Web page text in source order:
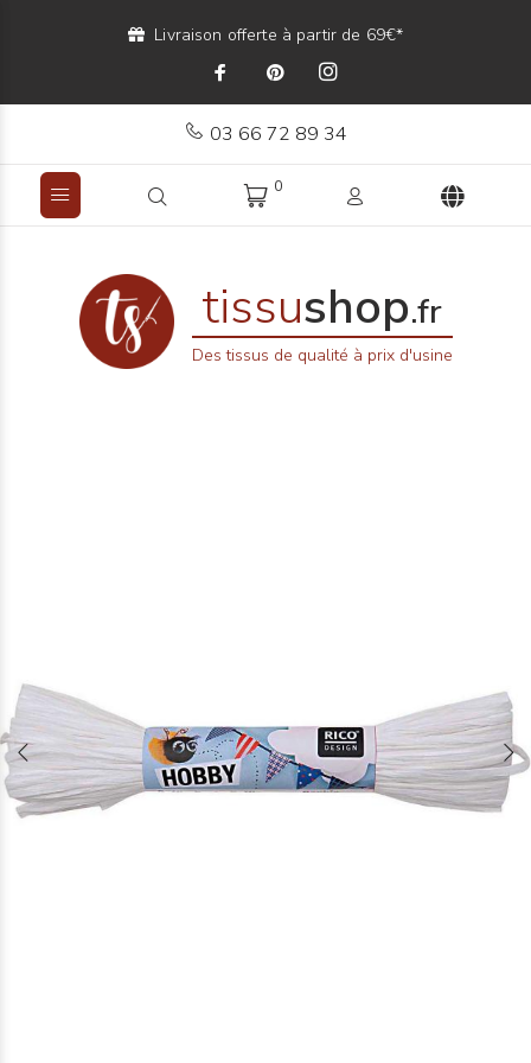
Livraison offerte à partir de 69€*
03 66 72 89 34
0
tissushop.fr
Des tissus de qualité à prix d'usine